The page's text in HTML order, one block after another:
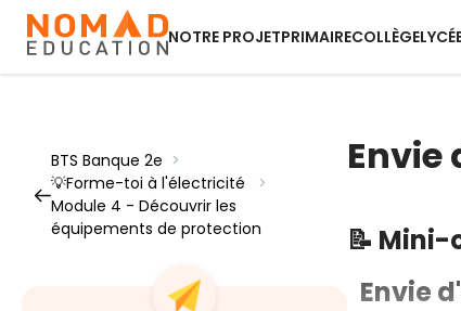
NOTRE PROJETPRIMAIRECOLLÈGE
BTS Banque 2e >
💡Forme-toi à l'électricité
>
Module 4 - Découvrir les
équipements de protection
Envie
📝 Mini-
Envie